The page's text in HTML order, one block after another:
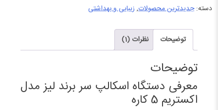
سر
اکستریم
دسته:جدیدترین محصولات, زیبایی و بهداشتی
توضیحات نظرات (1)
توضیحات
معرفی دستگاه اسکالپ سر برند لیز مدل
اکستریم 5 کاره